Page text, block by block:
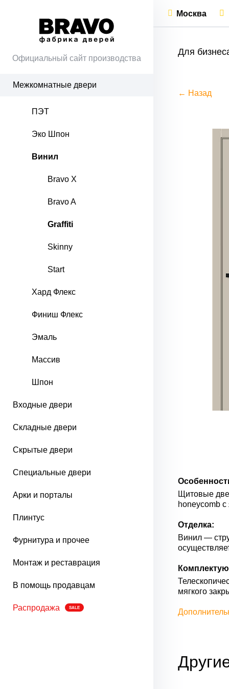
Официальный сайт производства
Межкомнатные двери
ПЭТ
Эко Шпон
Винил
Bravo X
Bravo A
Graffiti
Skinny
Start
Хард Флекс
Финиш Флекс
Эмаль
Массив
Шпон
Входные двери
Складные двери
Скрытые двери
Специальные двери
Арки и порталы
Плинтус
Фурнитура и прочее
Монтаж и реставрация
В помощь продавцам
Распродажа SALE
Москва
Для
← Назад
Щитовые
honeycomb
Отделка:
Винил —
мягкого